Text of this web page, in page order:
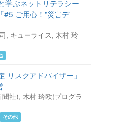
学ぶネットリテラシー
#5 ご用心！"災害デ
, キューライス, 木村 玲
リスクアドバイザー」
社), 木村 玲欧(プログラ
その他